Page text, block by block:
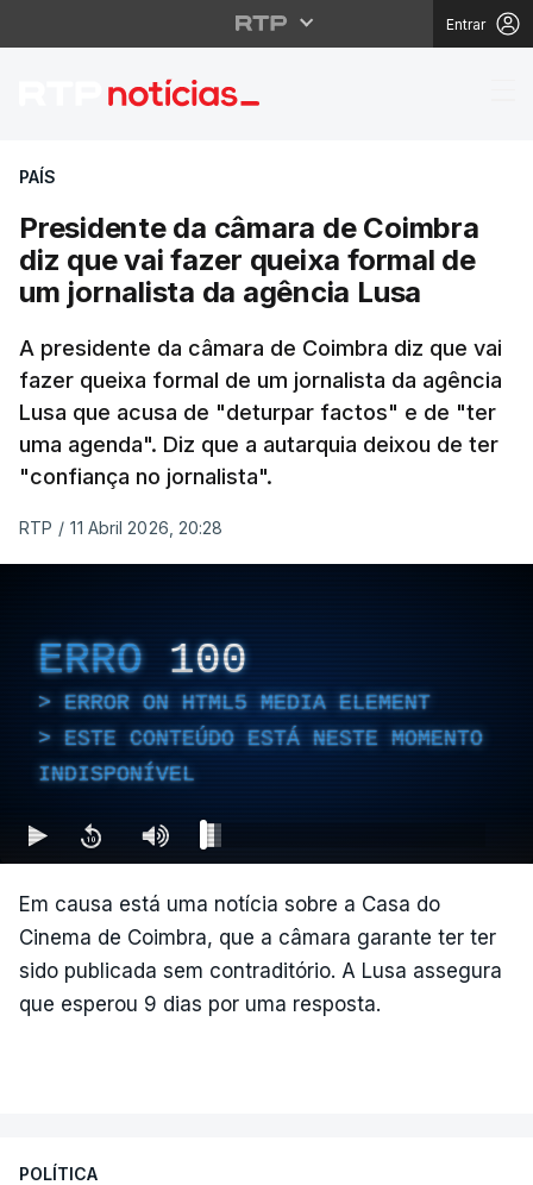
Entrar
Presidente da
PAÍS
Presidente da câmara de Coimbra
diz que vai fazer queixa formal de
um jornalista da agência Lusa
A presidente da câmara de Coimbra diz que vai
fazer queixa formal de um jornalista da agência
Lusa que acusa de "deturpar factos" e de "ter
uma agenda". Diz que a autarquia deixou de ter
"confiança no jornalista".
RTP / 11 Abril 2026, 20:28
ERRO 100
ERROR ON HTML5 MEDIA ELEMENT
ESTE CONTEÚDO ESTÁ NESTE MOMENTO
INDISPONÍVEL
Em causa está uma notícia sobre a Casa do
Cinema de Coimbra, que a câmara garante ter ter
sido publicada sem contraditório. A Lusa assegura
que esperou 9 dias por uma resposta.
POLÍTICA